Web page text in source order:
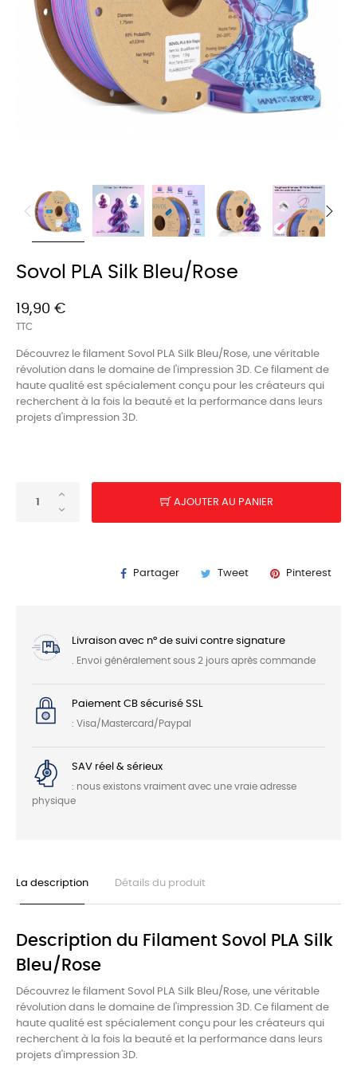
Sovol PLA Silk Bleu/Rose
19,90 €
TTC
Découvrez le filament Sovol PLA Silk Bleu/Rose, une véritable
révolution dans le domaine de l'impression 3D. Ce filament de
haute qualité est spécialement conçu pour les créateurs qui
recherchent à la fois la beauté et la performance dans leurs
projets d'impression 3D.
AJOUTER AU PANIER
Partager Tweet Pinterest
Livraison avec n° de suivi contre signature
. Envoi généralement sous 2 jours après commande
Paiement CB sécurisé SSL
: Visa/Mastercard/Paypal
SAV réel & sérieux
: nous existons vraiment avec une vraie adresse
physique
La description Détails du produit
Description du Filament Sovol PLA Silk
Bleu/Rose
Découvrez le filament Sovol PLA Silk Bleu/Rose, une véritable
révolution dans le domaine de l'impression 3D. Ce filament de
haute qualité est spécialement conçu pour les créateurs qui
recherchent à la fois la beauté et la performance dans leurs
projets d'impression 3D.